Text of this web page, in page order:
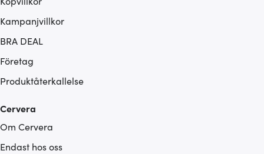
Kampanjvillkor
BRA DEAL
Företag
Produktåterkallelse
Cervera
Om Cervera
Endast hos oss